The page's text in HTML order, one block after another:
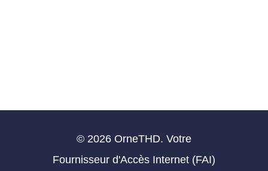
© 2026 OrneTHD. Votre
Fournisseur d'Accès Internet (FAI)